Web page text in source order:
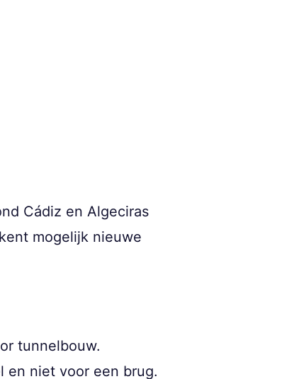
Cádiz en Algeciras
mogelijk nieuwe
tunnelbouw.
en niet voor een brug.